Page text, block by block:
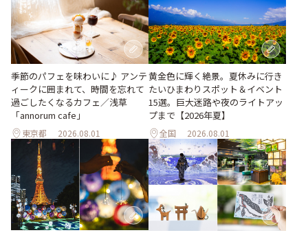
季節のパフェを味わいに♪ アンテ
ィークに囲まれて、時間を忘れて
過ごしたくなるカフェ／浅草
「annorum cafe」
東京都 2026.08.01
黄金色に輝く絶景。夏休みに行き
たいひまわりスポット＆イベント
15選。巨大迷路や夜のライトアッ
プまで【2026年夏】
全国 2026.08.01